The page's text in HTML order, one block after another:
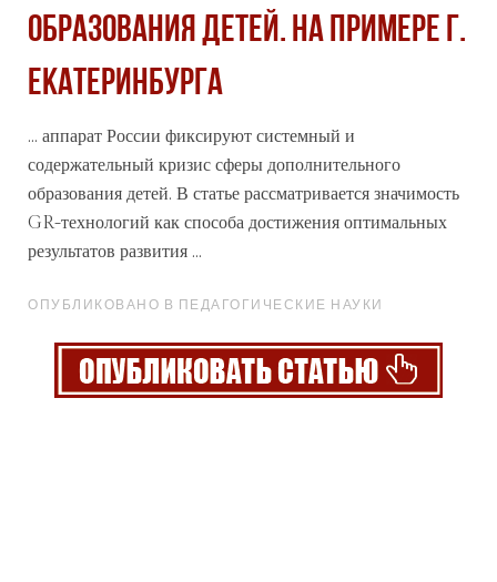
образования детей. На примере г.
Екатеринбурга
... аппарат России фиксируют системный и
содержательный кризис сферы дополнительного
образования детей. В статье рассматривается значимость
GR-технологий как способа достижения оптимальных
результатов развития ...
ОПУБЛИКОВАНО В ПЕДАГОГИЧЕСКИЕ НАУКИ